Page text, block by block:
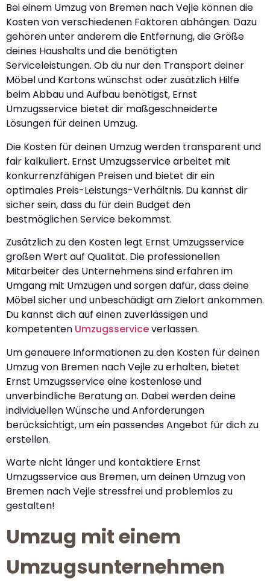
Bei einem Umzug von Bremen nach Vejle können die
Kosten von verschiedenen Faktoren abhängen. Dazu
gehören unter anderem die Entfernung, die Größe
deines Haushalts und die benötigten
Serviceleistungen. Ob du nur den Transport deiner
Möbel und Kartons wünschst oder zusätzlich Hilfe
beim Abbau und Aufbau benötigst, Ernst
Umzugsservice bietet dir maßgeschneiderte
Lösungen für deinen Umzug.
Die Kosten für deinen Umzug werden transparent und
fair kalkuliert. Ernst Umzugsservice arbeitet mit
konkurrenzfähigen Preisen und bietet dir ein
optimales Preis-Leistungs-Verhältnis. Du kannst dir
sicher sein, dass du für dein Budget den
bestmöglichen Service bekommst.
Zusätzlich zu den Kosten legt Ernst Umzugsservice
großen Wert auf Qualität. Die professionellen
Mitarbeiter des Unternehmens sind erfahren im
Umgang mit Umzügen und sorgen dafür, dass deine
Möbel sicher und unbeschädigt am Zielort ankommen.
Du kannst dich auf einen zuverlässigen und
kompetenten Umzugsserviceverlassen.
Um genauere Informationen zu den Kosten für deinen
Umzug von Bremen nach Vejle zu erhalten, bietet
Ernst Umzugsservice eine kostenlose und
unverbindliche Beratung an. Dabei werden deine
individuellen Wünsche und Anforderungen
berücksichtigt, um ein passendes Angebot für dich zu
erstellen.
Warte nicht länger und kontaktiere Ernst
Umzugsservice aus Bremen, um deinen Umzug von
Bremen nach Vejle stressfrei und problemlos zu
gestalten!
Umzug mit einem
Umzugsunternehmen